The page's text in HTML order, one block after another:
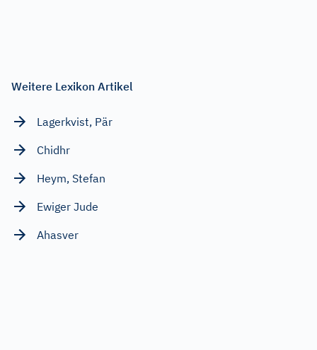
Weitere Lexikon Artikel
Lagerkvist, Pär
Chidhr
Heym, Stefan
Ewiger Jude
Ahasver